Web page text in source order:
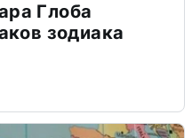
Глоба
зодиака